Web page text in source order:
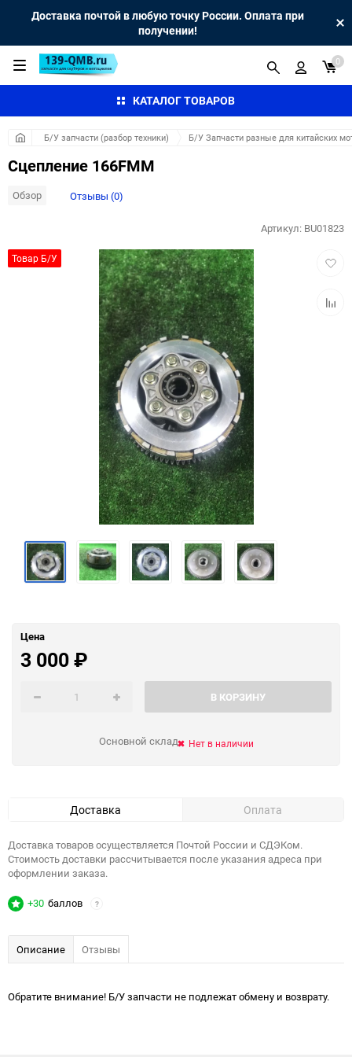
Доставка почтой в любую точку России. Оплата при
получении!
КАТАЛОГ ТОВАРОВ
0
Б/У запчасти (разбор техники) Б/У Запчасти разные для китайских
Сцепление 166FMM
Обзор Отзывы (0)
Товар Б/У
Артикул: BU01823
Цена
3 000₽
В КОРЗИНУ
Основной склад Нет в наличии
Доставка Оплата
Доставка товаров осуществляется Почтой России и СДЭКом.
Стоимость доставки рассчитывается после указания адреса при
оформлении заказа.
+30 баллов ?
Описание Отзывы
Обратите внимание! Б/У запчасти не подлежат обмену и возврату.